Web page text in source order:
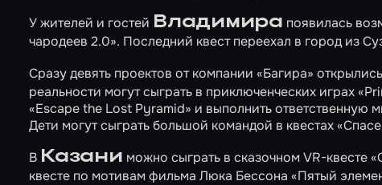
У жителей и гостей Владимира появилась
чародеев 2.0». Последний квест переехал в город из
Сразу девять проектов от компании «Багира»
реальности могут сыграть в приключенческих играх
«Escape the Lost Pyramid» и выполнить ответственную
Дети могут сыграть большой командой в квестах
В Казани можно сыграть в сказочном VR-квесте
квесте по мотивам фильма Люка Бессона «Пятый